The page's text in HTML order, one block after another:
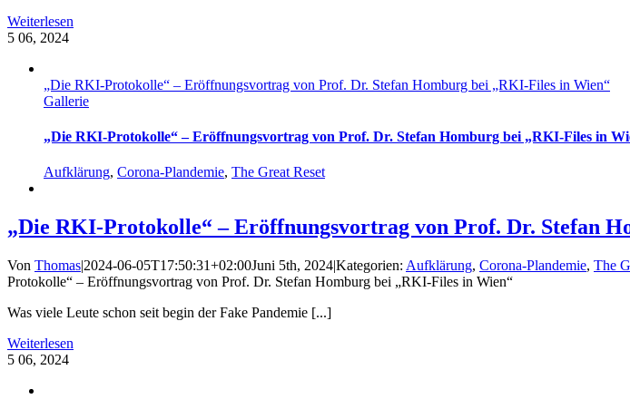
Weiterlesen
5 06, 2024
„Die RKI-Protokolle“ – Eröffnungsvortrag von Prof. Dr. Stefan Homburg bei „RKI-Files in Wien“
Gallerie
„Die RKI-Protokolle“ – Eröffnungsvortrag von Prof. Dr. Stefan Homburg bei „RKI-Files in
Aufklärung, Corona-Plandemie, The Great Reset
„Die RKI-Protokolle“ – Eröffnungsvortrag von Prof. Dr. Stefan
Von Thomas|2024-06-05T17:50:31+02:00Juni 5th, 2024|Kategorien: Aufklärung, Corona-Plandemie, The
Protokolle“ – Eröffnungsvortrag von Prof. Dr. Stefan Homburg bei „RKI-Files in Wien“
Was viele Leute schon seit begin der Fake Pandemie [...]
Weiterlesen
5 06, 2024